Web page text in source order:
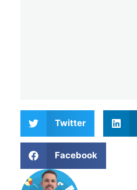
Twitter
Facebook